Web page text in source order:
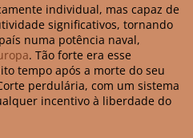
individual, mas capaz de
significativos, tornando
numa potência naval,
. Tão forte era esse
tempo após a morte do seu
perdulária, com um sistema
incentivo à liberdade do